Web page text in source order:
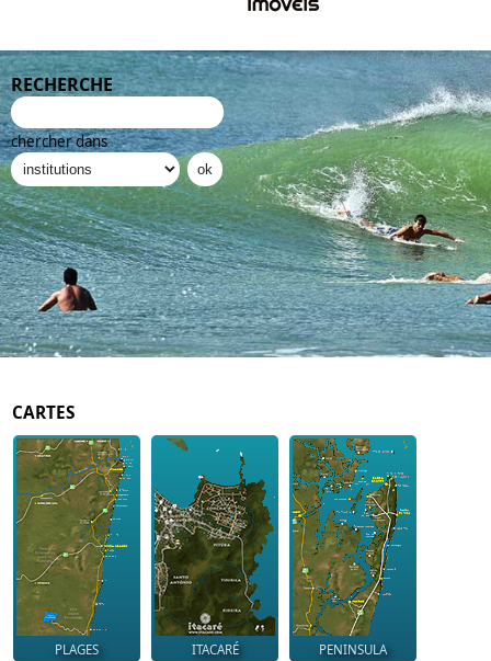
RECHERCHE
chercher dans
CARTES
PLAGES ITACARÉ PENINSULA